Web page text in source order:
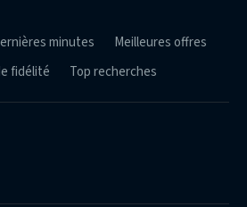
minutes
Meilleures offres
fidélité Top recherches